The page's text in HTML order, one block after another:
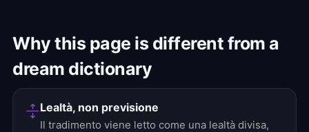
Why this page is different from a
dream dictionary
Lealtà, non previsione
Il tradimento viene letto come una lealtà divisa,